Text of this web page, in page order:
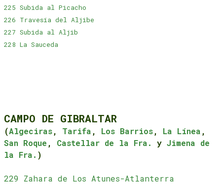
225 Subida al Picacho
226 Travesía del Aljibe
227 Subida al Aljib
228 La Sauceda
CAMPO DE GIBRALTAR
(Algeciras, Tarifa , Los Barrios, La Línea ,
San Roque , Castellar de la Fra. y Jimena de
la Fra. )
229 Zahara de Los Atunes-Atlanterra